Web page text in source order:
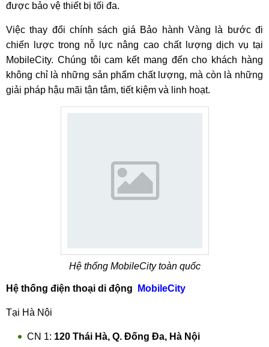
được bảo vệ thiết bị tối đa.
Việc thay đổi chính sách giá Bảo hành Vàng là bước đi
chiến lược trong nỗ lực nâng cao chất lượng dịch vụ tại
MobileCity. Chúng tôi cam kết mang đến cho khách hàng
không chỉ là những sản phẩm chất lượng, mà còn là những
giải pháp hậu mãi tận tâm, tiết kiệm và linh hoạt.
Hệ thống MobileCity toàn quốc
Hệ thống điện thoại di động MobileCity
Tại Hà Nội
CN 1: 120 Thái Hà, Q. Đống Đa, Hà Nội